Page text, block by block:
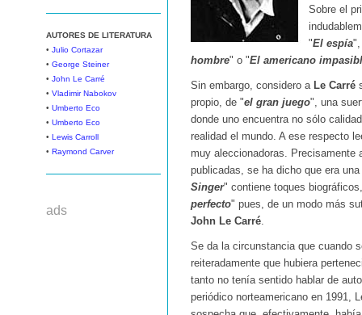
AUTORES DE LITERATURA
• Julio Cortazar
• George Steiner
• John Le Carré
• Vladimir Nabokov
• Umberto Eco
• Umberto Eco
• Lewis Carroll
• Raymond Carver
ads
Sobre el
"El espía
hombre" o "El americano impasibl
Sin embargo, considero a Le Carré
propio, de "el gran juego", una
donde uno encuentra no sólo
realidad el mundo. A ese respecto
muy aleccionadoras.
publicadas, se ha dicho que era
Singer" contiene toques
perfecto" pues, de un modo más
John Le Carré.
Se da la circunstancia que cuando
reiteradamente que hubiera
tanto no tenía sentido hablar de
periódico norteamericano en 1991,